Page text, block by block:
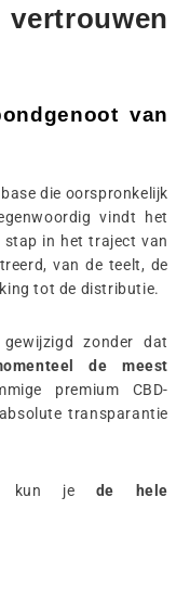
van
die oorspronkelijk
vindt het
stap in het traject van
van de teelt, de
tot de distributie.
zonder dat
de meest
premium CBD-
transparantie
kun je de hele